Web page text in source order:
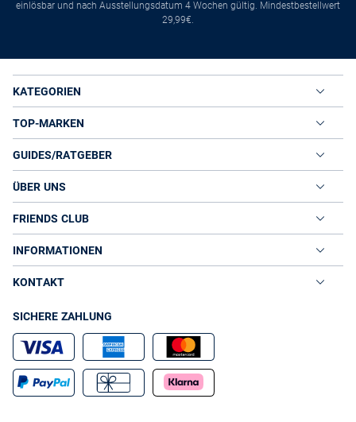
einlösbar und nach Ausstellungsdatum 4 Wochen gültig. Mindestbestellwert
29,99€.
KATEGORIEN
TOP-MARKEN
GUIDES/RATGEBER
ÜBER UNS
FRIENDS CLUB
INFORMATIONEN
KONTAKT
SICHERE ZAHLUNG